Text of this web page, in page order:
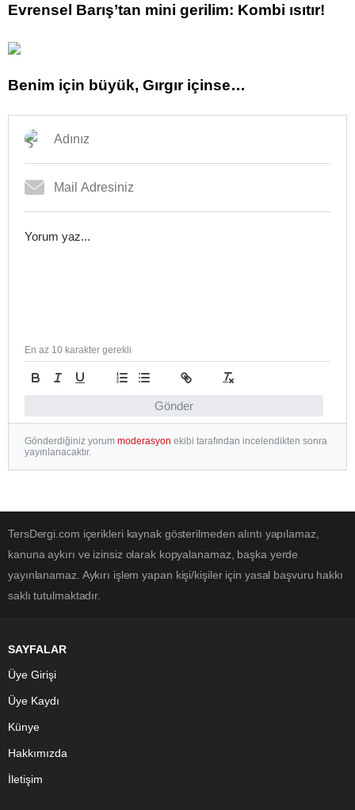
Evrensel Barış’tan mini gerilim: Kombi ısıtır!
Benim için büyük, Gırgır içinse…
Gönder
En az 10 karakter gerekli
Gönderdiğiniz yorum moderasyon ekibi tarafından incelendikten sonra
yayınlanacaktır.
TersDergi.com içerikleri kaynak gösterilmeden alıntı yapılamaz,
kanuna aykırı ve izinsiz olarak kopyalanamaz, başka yerde
yayınlanamaz. Aykırı işlem yapan kişi/kişiler için yasal başvuru hakkı
saklı tutulmaktadır.
SAYFALAR
Üye Girişi
Üye Kaydı
Künye
Hakkımızda
İletişim